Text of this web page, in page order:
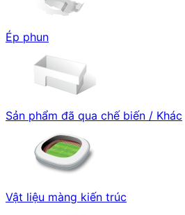
Ép phun
Sản phẩm đã qua chế biến / Khác
Vật liệu màng kiến trúc